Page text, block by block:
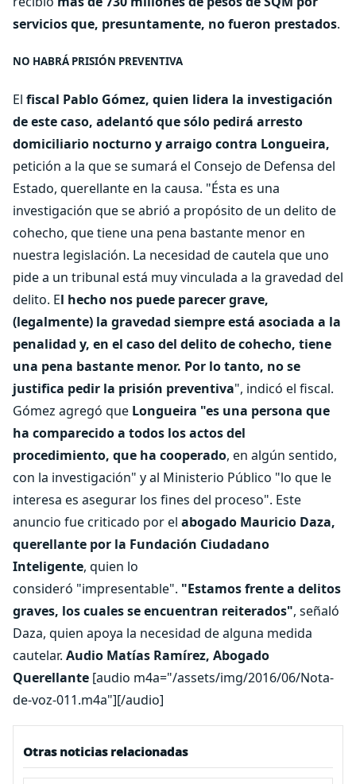
servicios que, presuntamente, no fueron prestados.
NO HABRÁ PRISIÓN PREVENTIVA
El fiscal Pablo Gómez, quien lidera la investigación
de este caso, adelantó que sólo pedirá arresto
domiciliario nocturno y arraigo contra Longueira,
petición a la que se sumará el Consejo de Defensa del
Estado, querellante en la causa. "Ésta es una
investigación que se abrió a propósito de un delito de
cohecho, que tiene una pena bastante menor en
nuestra legislación. La necesidad de cautela que uno
pide a un tribunal está muy vinculada a la gravedad del
delito. El hecho nos puede parecer grave,
(legalmente) la gravedad siempre está asociada a la
penalidad y, en el caso del delito de cohecho, tiene
una pena bastante menor. Por lo tanto, no se
justifica pedir la prisión preventiva", indicó el fiscal.
Gómez agregó que Longueira "es una persona que
ha comparecido a todos los actos del
procedimiento, que ha cooperado, en algún sentido,
con la investigación" y al Ministerio Público "lo que le
interesa es asegurar los fines del proceso". Este
anuncio fue criticado por el abogado Mauricio Daza,
querellante por la Fundación Ciudadano
Inteligente, quien lo
consideró "impresentable". "Estamos frente a delitos
graves, los cuales se encuentran reiterados", señaló
Daza, quien apoya la necesidad de alguna medida
cautelar. Audio Matías Ramírez, Abogado
Querellante [audio m4a="/assets/img/2016/06/Nota-
de-voz-011.m4a"][/audio]
Otras noticias relacionadas